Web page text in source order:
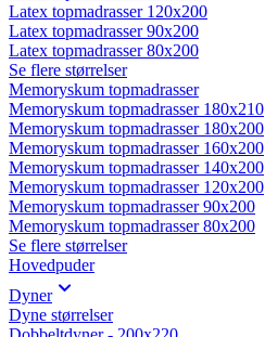
Latex topmadrasser 120x200
Latex topmadrasser 90x200
Latex topmadrasser 80x200
Se flere størrelser
Memoryskum topmadrasser
Memoryskum topmadrasser 180x210
Memoryskum topmadrasser 180x200
Memoryskum topmadrasser 160x200
Memoryskum topmadrasser 140x200
Memoryskum topmadrasser 120x200
Memoryskum topmadrasser 90x200
Memoryskum topmadrasser 80x200
Se flere størrelser
Hovedpuder
Dyner
Dyne størrelser